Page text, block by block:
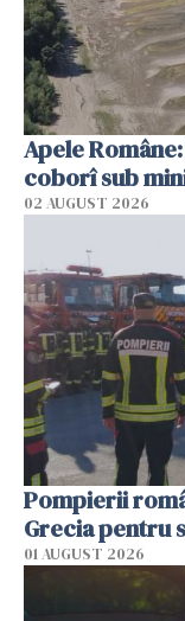
Apele
coborî sub
02 AUGUST 2026
Pompierii
Grecia pentru
01 AUGUST 2026